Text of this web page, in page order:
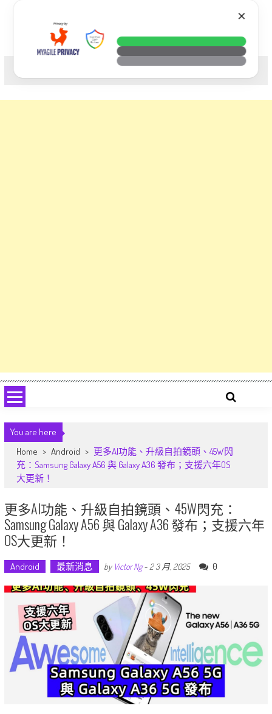
科技. 生活. 攝影.
You are here
Home > Android > 更多AI功能、升級自拍鏡頭、45W閃
充：Samsung Galaxy A56 與 Galaxy A36 發布；支援六年OS
大更新！
更多AI功能、升級自拍鏡頭、45W閃充：
Samsung Galaxy A56 與 Galaxy A36 發布；支援六年
OS大更新！
Android 最新消息 by Victor Ng- 2 3 月, 2025 0
✕